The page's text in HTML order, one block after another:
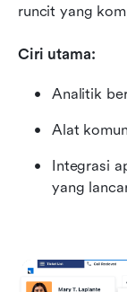
runcit yang
Ciri utama:
Analitik
Alat
Integrasi
yang